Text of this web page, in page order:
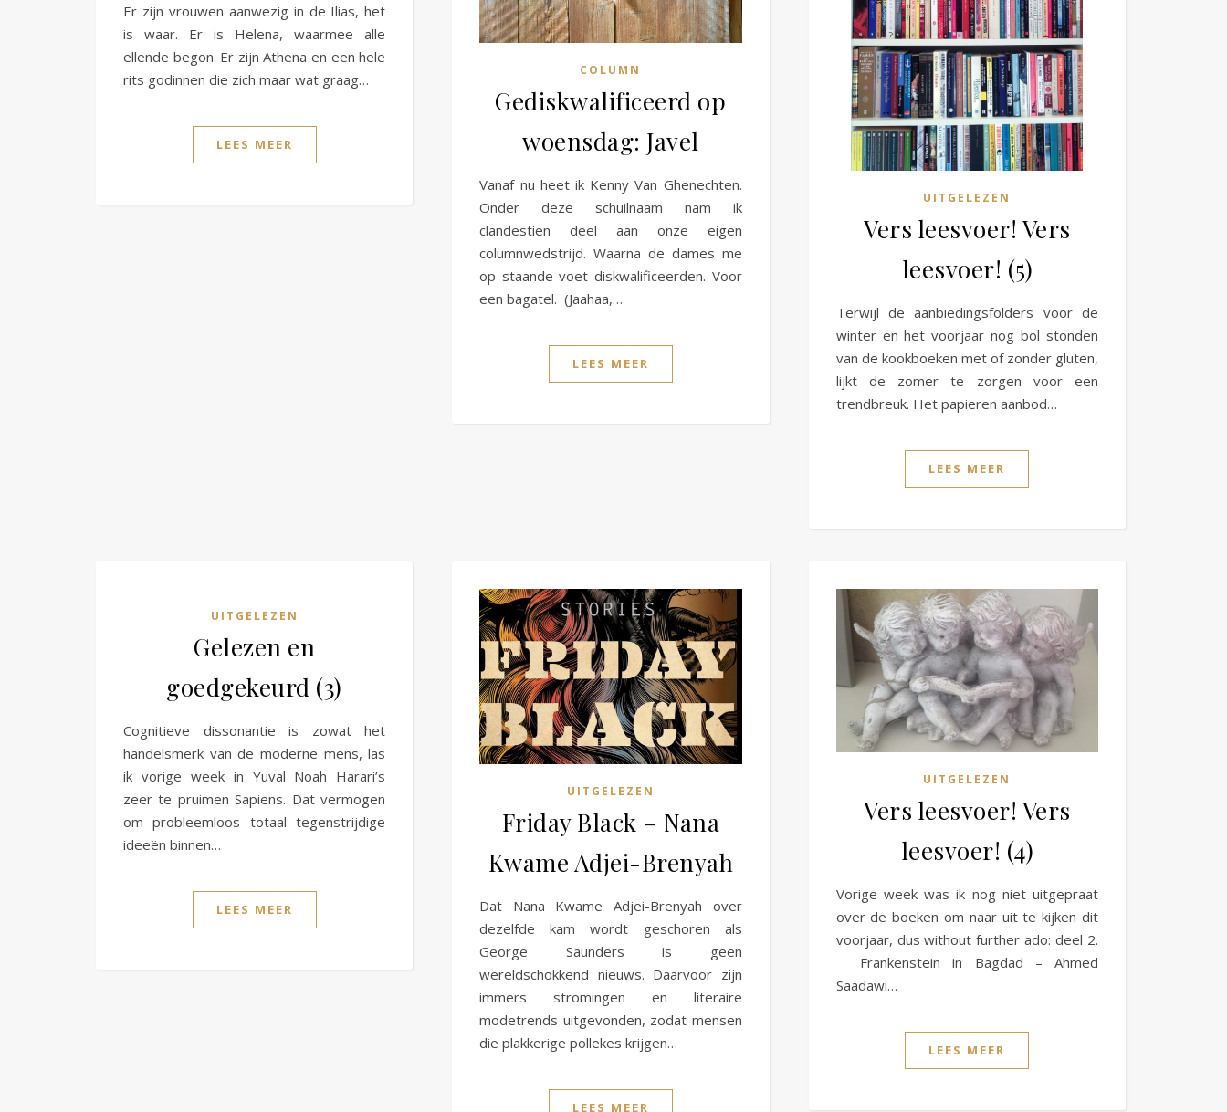
Er zijn vrouwen aanwezig in de Ilias, het
is waar. Er is Helena, waarmee alle
ellende begon. Er zijn Athena en een hele
rits godinnen die zich maar wat graag…
LEES MEER
COLUMN
Gediskwalificeerd op
woensdag: Javel
Vanaf nu heet ik Kenny Van Ghenechten.
Onder deze schuilnaam nam ik
clandestien deel aan onze eigen
columnwedstrijd. Waarna de dames me
op staande voet diskwalificeerden. Voor
een bagatel. (Jaahaa,…
LEES MEER
UITGELEZEN
Vers leesvoer! Vers
leesvoer! (5)
Terwijl de aanbiedingsfolders voor de
winter en het voorjaar nog bol stonden
van de kookboeken met of zonder gluten,
lijkt de zomer te zorgen voor een
trendbreuk. Het papieren aanbod…
LEES MEER
UITGELEZEN
Gelezen en
goedgekeurd (3)
Cognitieve dissonantie is zowat het
handelsmerk van de moderne mens, las
ik vorige week in Yuval Noah Harari’s
zeer te pruimen Sapiens. Dat vermogen
om probleemloos totaal tegenstrijdige
ideeën binnen…
LEES MEER
UITGELEZEN
Friday Black – Nana
Kwame Adjei-Brenyah
Dat Nana Kwame Adjei-Brenyah over
dezelfde kam wordt geschoren als
George Saunders is geen
wereldschokkend nieuws. Daarvoor zijn
immers stromingen en literaire
modetrends uitgevonden, zodat mensen
die plakkerige pollekes krijgen…
LEES MEER
UITGELEZEN
Vers leesvoer! Vers
leesvoer! (4)
Vorige week was ik nog niet uitgepraat
over de boeken om naar uit te kijken dit
voorjaar, dus without further ado: deel 2.
Frankenstein in Bagdad – Ahmed
Saadawi…
LEES MEER